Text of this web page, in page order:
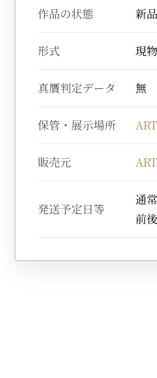
作品の状態 新
形式 現
真贋判定データ 無
保管・展示場所
販売元
発送予定日等
通
前